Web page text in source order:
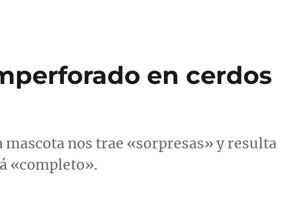
en cerdos
mascota nos trae «sorpresas» y resulta
«completo».